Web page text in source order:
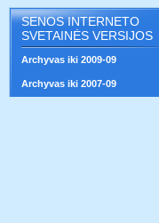
SENOS INTERNETO
SVETAINĖS VERSIJOS
Archyvas iki 2009-09
Archyvas iki 2007-09